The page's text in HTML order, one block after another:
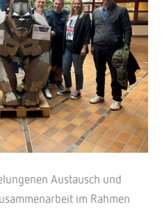
Austausch und
im Rahmen